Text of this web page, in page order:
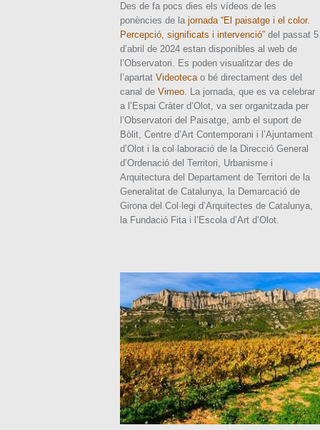
Des de fa pocs dies els vídeos de les
ponències de la jornada “El paisatge i el color.
Percepció, significats i intervenció”del passat 5
d’abril de 2024 estan disponibles al web de
l’Observatori. Es poden visualitzar des de
l’apartat Videotecao bé directament des del
canal de Vimeo. La jornada, que es va celebrar
a l’Espai Cràter d’Olot, va ser organitzada per
l’Observatori del Paisatge, amb el suport de
Bòlit, Centre d’Art Contemporani i l’Ajuntament
d’Olot i la col·laboració de la Direcció General
d’Ordenació del Territori, Urbanisme i
Arquitectura del Departament de Territori de la
Generalitat de Catalunya, la Demarcació de
Girona del Col·legi d’Arquitectes de Catalunya,
la Fundació Fita i l’Escola d’Art d’Olot.